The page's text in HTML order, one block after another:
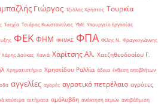
Γιώργος Τζιόλας Χρήστος Τουρκία
Τσεχία Τσιάρας Κωνσταντίνος ΥΜΕ Υπουργείο Εργασίας
ΦΕΚ ΦΗΜ ΦΗΜΑΣ ΦΠΑ Φίλης Ν. Φραγκογιάννης
Χάρης Δούκας Χανιά Χαρίτσης Αλ. Χατζηθεοδοσίου Γ.
Χρηματιστήριο Χρηστίδου Ραλλία άδεια έκθεση αποβλήτων
αγγελίες αγορές αγροτικό πετρέλαιο αγρότες
καύσιμα αιτήματα αμόλυβδη ανάκτηση ατμών αναβάθμιση